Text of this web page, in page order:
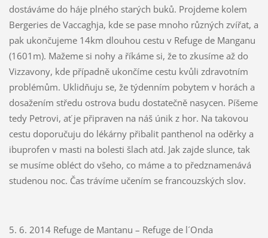
dostáváme do háje plného starých buků. Projdeme kolem
Bergeries de Vaccaghja, kde se pase mnoho různých zvířat, a
pak ukončujeme 14km dlouhou cestu v Refuge de Manganu
(1601m). Mažeme si nohy a říkáme si, že to zkusíme až do
Vizzavony, kde případně ukončíme cestu kvůli zdravotním
problémům. Uklidňuju se, že týdenním pobytem v horách a
dosažením středu ostrova budu dostatečně nasycen. Píšeme
tedy Petrovi, ať je připraven na náš únik z hor. Na takovou
cestu doporučuju do lékárny přibalit panthenol na oděrky a
ibuprofen v masti na bolesti šlach atd. Jak zajde slunce, tak
se musíme obléct do všeho, co máme a to předznamenává
studenou noc. Čas trávíme učením se francouzských slov.
5. 6. 2014 Refuge de Mantanu – Refuge de l´Onda